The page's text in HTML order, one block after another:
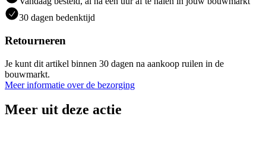
30 dagen bedenktijd
Retourneren
Je kunt dit artikel binnen 30 dagen na aankoop ruilen in de
bouwmarkt.
Meer informatie over de bezorging
Meer uit deze actie